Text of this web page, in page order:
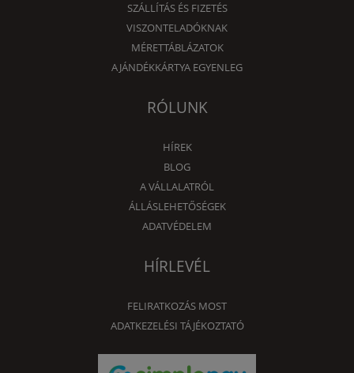
SZÁLLÍTÁS ÉS FIZETÉS
VISZONTELADÓKNAK
MÉRETTÁBLÁZATOK
AJÁNDÉKKÁRTYA EGYENLEG
RÓLUNK
HÍREK
BLOG
A VÁLLALATRÓL
ÁLLÁSLEHETŐSÉGEK
ADATVÉDELEM
HÍRLEVÉL
FELIRATKOZÁS MOST
ADATKEZELÉSI TÁJÉKOZTATÓ